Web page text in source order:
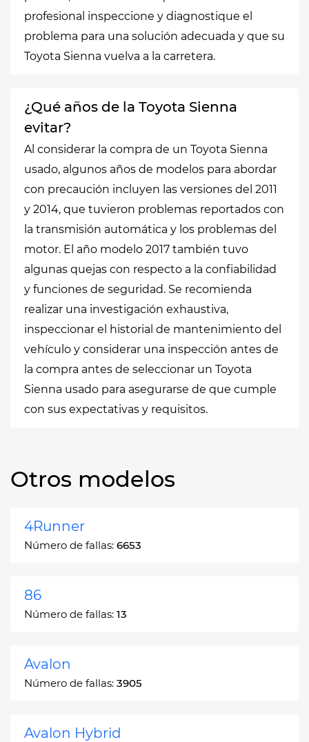
profesional inspeccione y diagnostique el
problema para una solución adecuada y que su
Toyota Sienna vuelva a la carretera.
¿Qué años de la Toyota Sienna
evitar?
Al considerar la compra de un Toyota Sienna
usado, algunos años de modelos para abordar
con precaución incluyen las versiones del 2011
y 2014, que tuvieron problemas reportados con
la transmisión automática y los problemas del
motor. El año modelo 2017 también tuvo
algunas quejas con respecto a la confiabilidad
y funciones de seguridad. Se recomienda
realizar una investigación exhaustiva,
inspeccionar el historial de mantenimiento del
vehículo y considerar una inspección antes de
la compra antes de seleccionar un Toyota
Sienna usado para asegurarse de que cumple
con sus expectativas y requisitos.
Otros modelos
4Runner
Número de fallas: 6653
86
Número de fallas: 13
Avalon
Número de fallas: 3905
Avalon Hybrid